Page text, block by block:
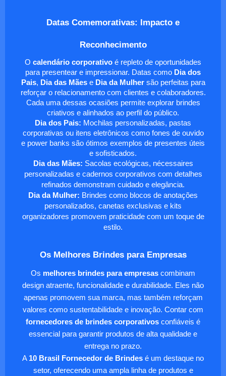
Datas Comemorativas: Impacto e
Reconhecimento
O calendário corporativo é repleto de oportunidades
para presentear e impressionar. Datas como Dia dos
Pais, Dia das Mãese Dia da Mulhersão perfeitas para
reforçar o relacionamento com clientes e colaboradores.
Cada uma dessas ocasiões permite explorar brindes
criativos e alinhados ao perfil do público.
Dia dos Pais: Mochilas personalizadas, pastas
corporativas ou itens eletrônicos como fones de ouvido
e power banks são ótimos exemplos de presentes úteis
e sofisticados.
Dia das Mães: Sacolas ecológicas, nécessaires
personalizadas e cadernos corporativos com detalhes
refinados demonstram cuidado e elegância.
Dia da Mulher: Brindes como blocos de anotações
personalizados, canetas exclusivas e kits
organizadores promovem praticidade com um toque de
estilo.
Os Melhores Brindes para Empresas
Os melhores brindes para empresas combinam
design atraente, funcionalidade e durabilidade. Eles não
apenas promovem sua marca, mas também reforçam
valores como sustentabilidade e inovação. Contar com
fornecedores de brindes corporativos confiáveis é
essencial para garantir produtos de alta qualidade e
entrega no prazo.
A 10 Brasil Fornecedor de Brindes é um destaque no
setor, oferecendo uma ampla linha de produtos e